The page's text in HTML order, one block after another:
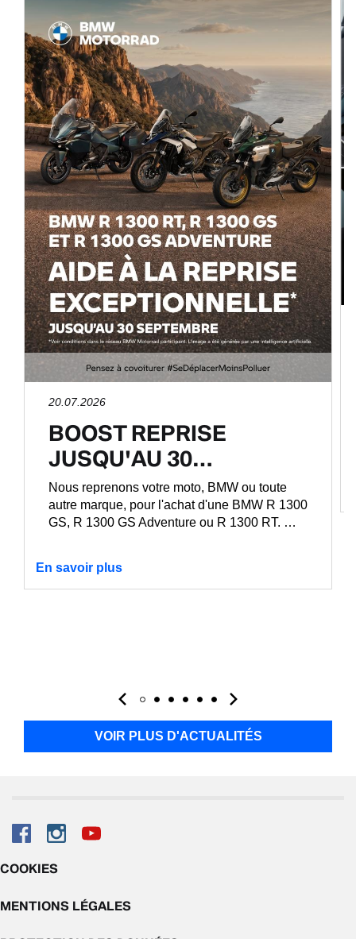
20.07.2026
BOOST REPRISE
JUSQU'AU 30…
Nous reprenons votre moto, BMW ou toute
autre marque, pour l'achat d'une BMW R 1300
GS, R 1300 GS Adventure ou R 1300 RT. …
En savoir plus
VOIR PLUS D'ACTUALITÉS
COOKIES
MENTIONS LÉGALES